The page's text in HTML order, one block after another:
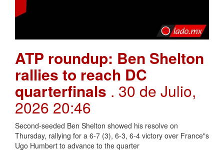
ATP roundup: Ben Shelton
rallies to reach DC
quarterfinals . 30 de Julio,
2026 20:46
Second-seeded Ben Shelton showed his resolve on
Thursday, rallying for a 6-7 (3), 6-3, 6-4 victory over France"s
Ugo Humbert to advance to the quarter